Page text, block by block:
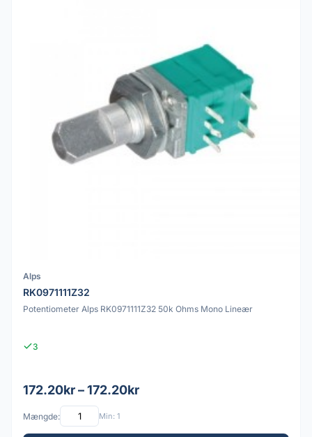
Alps
RK0971111Z32
Potentiometer Alps RK0971111Z32 50k Ohms Mono Lineær
3
172.20kr – 172.20kr
Mængde: Min: 1